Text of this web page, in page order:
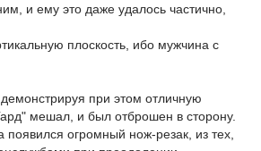
и ему это даже удалось частично,
плоскость, ибо мужчина с
при этом отличную
мешал, и был отброшен в сторону.
появился огромный нож-резак, из тех,